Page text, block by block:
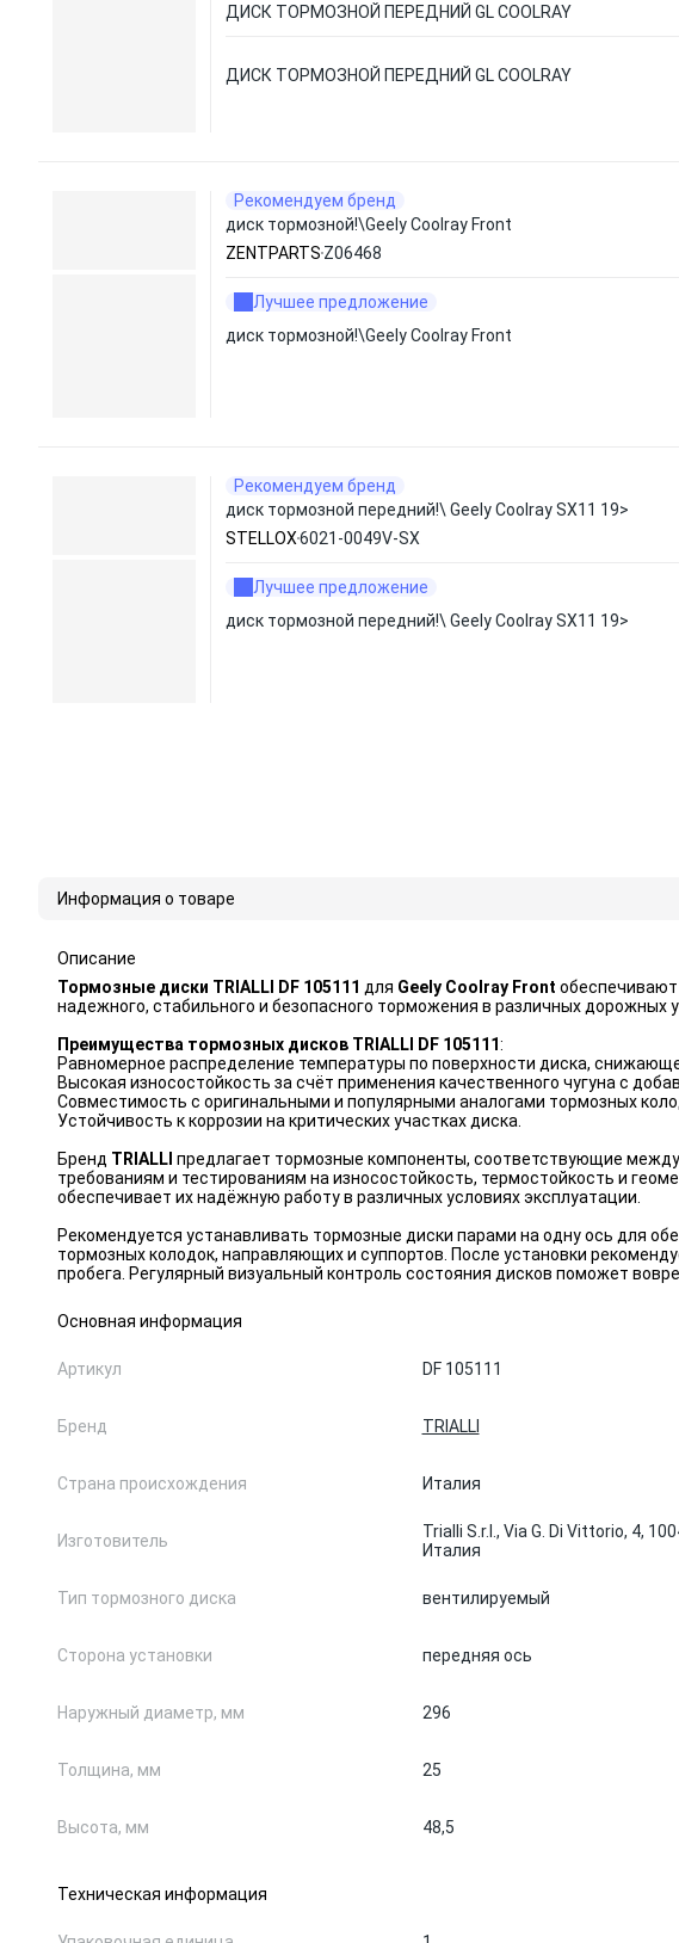
ДИСК ТОРМОЗНОЙ ПЕРЕДНИЙ GL COOLRAY
ДИСК ТОРМОЗНОЙ ПЕРЕДНИЙ GL COOLRAY
Рекомендуем бренд
диск тормозной!\Geely Coolray Front
ZENTPARTS Z06468
Лучшее предложение
диск тормозной!\Geely Coolray Front
Рекомендуем бренд
диск тормозной передний!\ Geely Coolray SX11 19>
STELLOX6021-0049V-SX
Лучшее предложение
диск тормозной передний!\ Geely Coolray SX11 19>
Информация о товаре
Описание
Тормозные диски TRIALLI DF 105111 для Geely Coolray Front
надежного, стабильного и безопасного торможения в различных дорожных
Преимущества тормозных дисков TRIALLI DF 105111:
Равномерное распределение температуры по поверхности диска,
Высокая износостойкость за счёт применения качественного чугуна с
Совместимость с оригинальными и популярными аналогами тормозных
Устойчивость к коррозии на критических участках диска.
Бренд TRIALLI предлагает тормозные компоненты, соответствующие
требованиям и тестированиям на износостойкость, термостойкость и
обеспечивает их надёжную работу в различных условиях эксплуатации.
Рекомендуется устанавливать тормозные диски парами на одну ось для
тормозных колодок, направляющих и суппортов. После установки
пробега. Регулярный визуальный контроль состояния дисков поможет
Основная информация
Артикул DF 105111
Бренд TRIALLI
Страна происхождения Италия
Изготовитель
Trialli S.r.l., Via G. Di Vittorio, 4,
Италия
Тип тормозного диска вентилируемый
Сторона установки передняя ось
Наружный диаметр, мм 296
Толщина, мм 25
Высота, мм 48,5
Техническая информация